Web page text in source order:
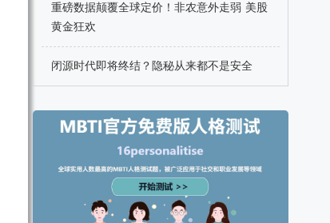
重磅数据颠覆全球定价！非农意外走弱 美股
黄金狂欢
闭源时代即将终结？隐秘从来都不是安全